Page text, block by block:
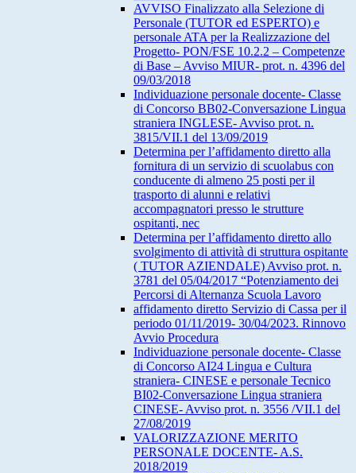
AVVISO Finalizzato alla Selezione di
Personale (TUTOR ed ESPERTO) e
personale ATA per la Realizzazione del
Progetto- PON/FSE 10.2.2 – Competenze
di Base – Avviso MIUR- prot. n. 4396 del
09/03/2018
Individuazione personale docente- Classe
di Concorso BB02-Conversazione Lingua
straniera INGLESE- Avviso prot. n.
3815/VII.1 del 13/09/2019
Determina per l’affidamento diretto alla
fornitura di un servizio di scuolabus con
conducente di almeno 25 posti per il
trasporto di alunni e relativi
accompagnatori presso le strutture
ospitanti, nec
Determina per l’affidamento diretto allo
svolgimento di attività di struttura ospitante
( TUTOR AZIENDALE) Avviso prot. n.
3781 del 05/04/2017 “Potenziamento dei
Percorsi di Alternanza Scuola Lavoro
affidamento diretto Servizio di Cassa per il
periodo 01/11/2019- 30/04/2023. Rinnovo
Avvio Procedura
Individuazione personale docente- Classe
di Concorso AI24 Lingua e Cultura
straniera- CINESE e personale Tecnico
BI02-Conversazione Lingua straniera
CINESE- Avviso prot. n. 3556 /VII.1 del
27/08/2019
VALORIZZAZIONE MERITO
PERSONALE DOCENTE- A.S.
2018/2019